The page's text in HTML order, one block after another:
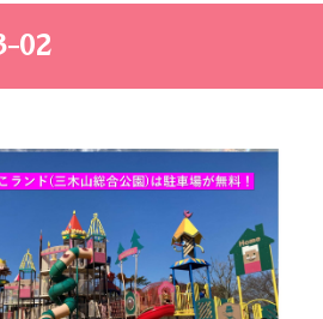
02